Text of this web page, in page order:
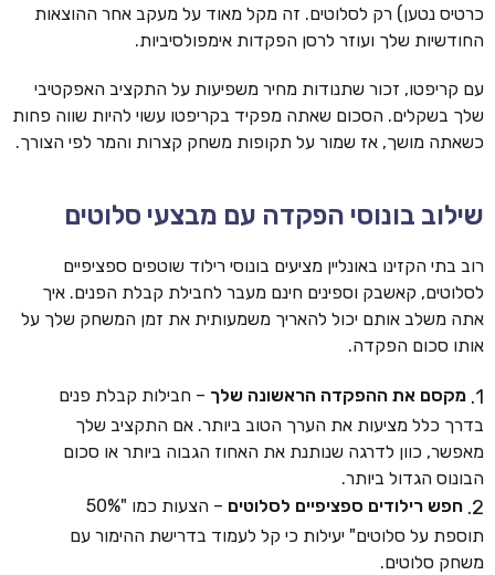
כרטיס נטען) רק לסלוטים. זה מקל מאוד על מעקב אחר ההוצאות
החודשיות שלך ועוזר לרסן הפקדות אימפולסיביות.
עם קריפטו, זכור שתנודות מחיר משפיעות על התקציב האפקטיבי
שלך בשקלים. הסכום שאתה מפקיד בקריפטו עשוי להיות שווה פחות
כשאתה מושך, אז שמור על תקופות משחק קצרות והמר לפי הצורך.
שילוב בונוסי הפקדה עם מבצעי סלוטים
רוב בתי הקזינו באונליין מציעים בונוסי רילוד שוטפים ספציפיים
לסלוטים, קאשבק וספינים חינם מעבר לחבילת קבלת הפנים. איך
אתה משלב אותם יכול להאריך משמעותית את זמן המשחק שלך על
אותו סכום הפקדה.
מקסם את ההפקדה הראשונה שלך – חבילות קבלת פנים
בדרך כלל מציעות את הערך הטוב ביותר. אם התקציב שלך
מאפשר, כוון לדרגה שנותנת את האחוז הגבוה ביותר או סכום
הבונוס הגדול ביותר.
חפש רילודים ספציפיים לסלוטים
– הצעות כמו "50%
תוספת על סלוטים" יעילות כי קל לעמוד בדרישת ההימור עם
משחק סלוטים.